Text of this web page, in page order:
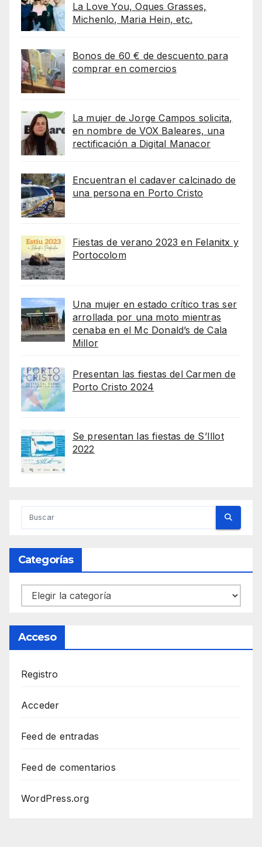
La Love You, Oques Grasses,
Michenlo, Maria Hein, etc.
Bonos de 60 € de descuento para
comprar en comercios
La mujer de Jorge Campos solicita,
en nombre de VOX Baleares, una
rectificación a Digital Manacor
Encuentran el cadaver calcinado de
una persona en Porto Cristo
Fiestas de verano 2023 en Felanitx y
Portocolom
Una mujer en estado crítico tras ser
arrollada por una moto mientras
cenaba en el Mc Donald’s de Cala
Millor
Presentan las fiestas del Carmen de
Porto Cristo 2024
Se presentan las fiestas de S’Illot
2022
Categorías
Categorías
Acceso
Registro
Acceder
Feed de entradas
Feed de comentarios
WordPress.org